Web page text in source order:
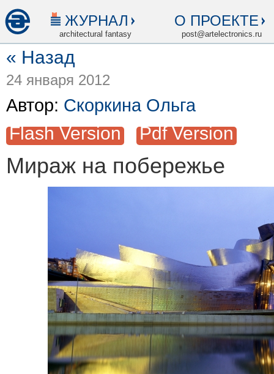
ЖУРНАЛ
architectural fantasy
О ПРОЕКТЕ
post@artelectronics.ru
« Назад
24 января 2012
Автор: Скоркина Ольга
Flash Version Pdf Version
Мираж на побережье